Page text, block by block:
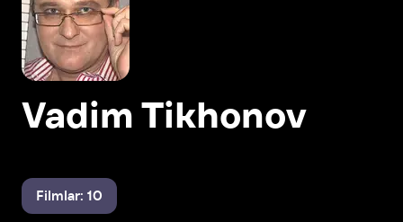
Vadim Tikhonov
Filmlar: 10